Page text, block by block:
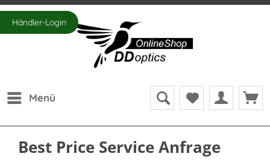
Händler-Login
Menü
Best Price Service Anfrage